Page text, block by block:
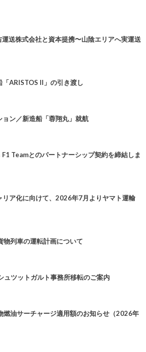
送株式会社と資本提携〜山陰エリアへ実運送
ARISTOS II」の引き渡し
ン／新造船「蓉翔丸」就航
Teamとのパートナーシップ契約を締結しま
リア化に向けて、2026年7月よりヤマト運輸
物列車の運転計画について
ュツットガルト事務所移転のご案内
燃油サーチャージ適用額のお知らせ（2026年